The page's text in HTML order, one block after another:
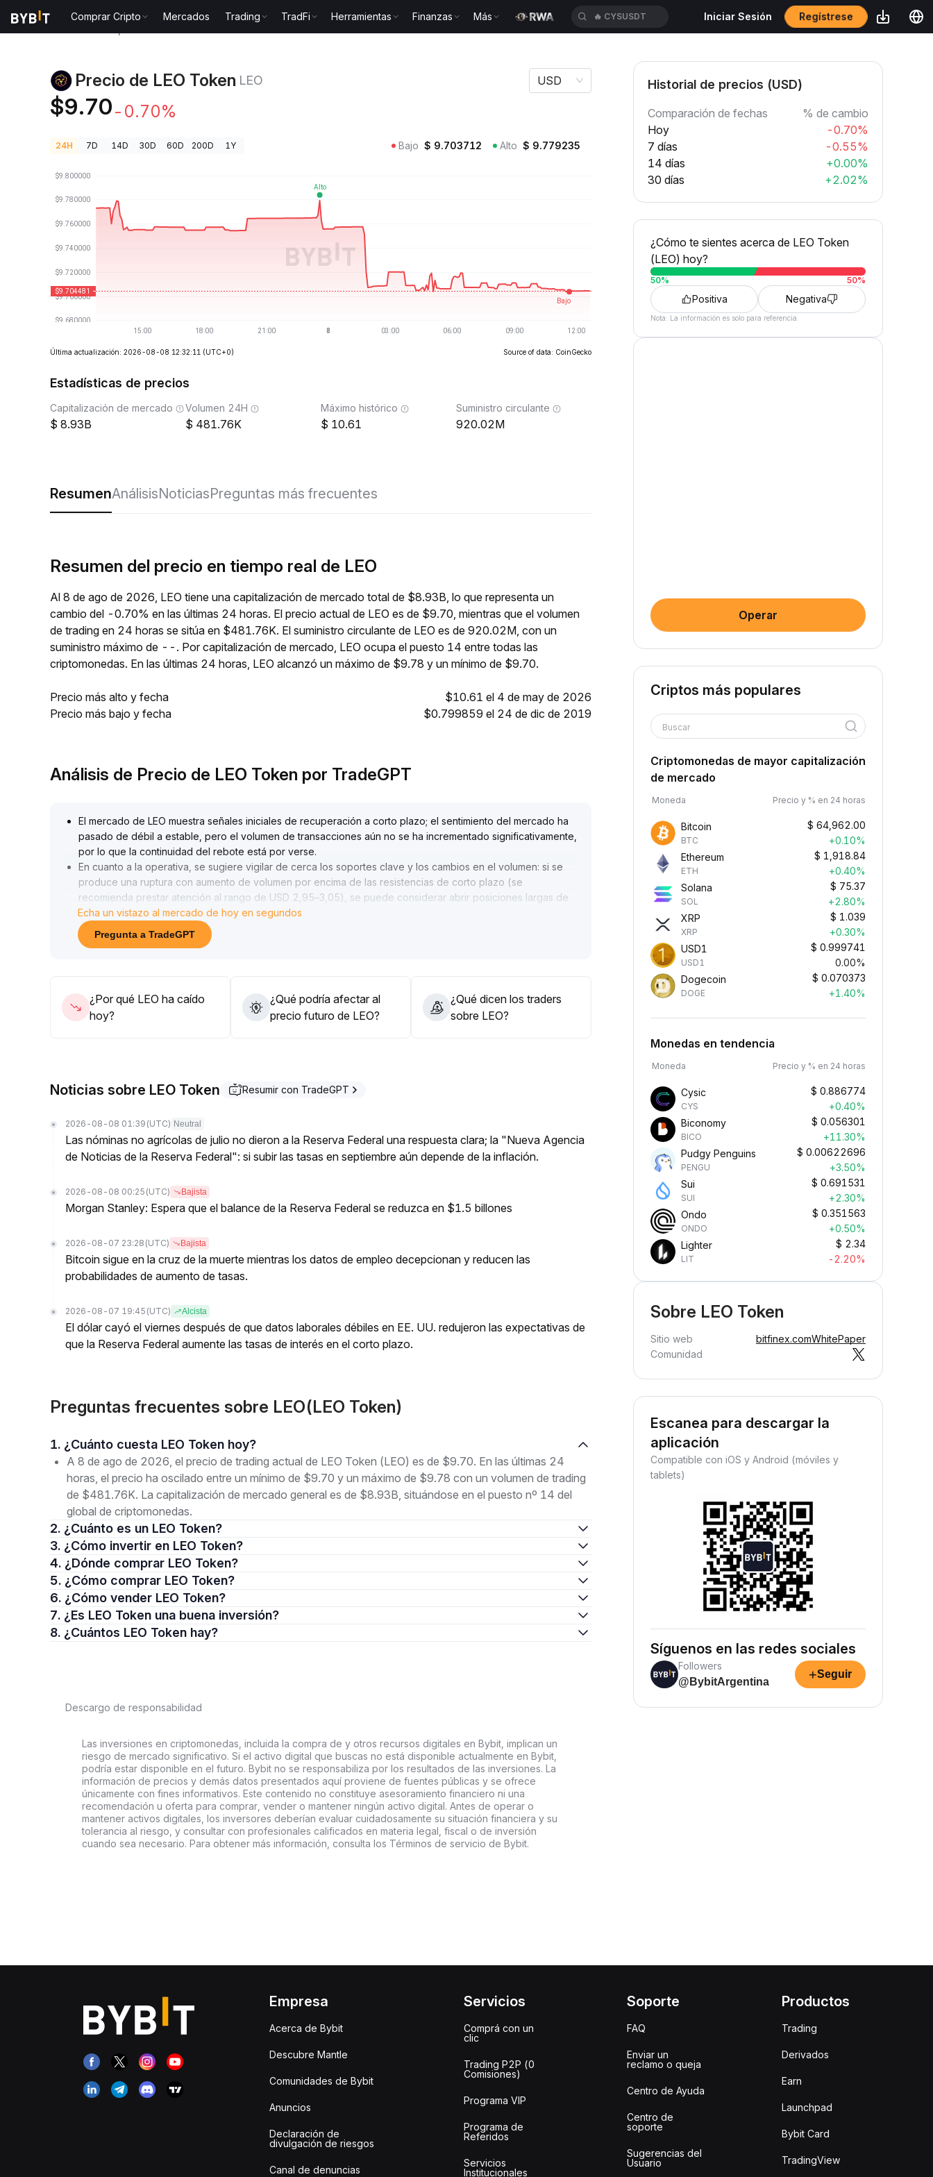
Comprar Cripto Mercados Trading TradFi Herramientas Finanzas Más 🔥 CYSUSDT Iniciar Sesión Regístrese
Precio de LEO Token LEO
$9.70-0.70%
USD
24H 7D 14D 30D 60D 200D 1Y Bajo $ 9.703712 Alto $ 9.779235
Última actualización: 2026-08-08 12:32:11 (UTC+0) Source of data: CoinGecko
Estadísticas de precios
Capitalización de mercado
8.93B
Volumen 24H
481.76K
Máximo histórico
10.61
Suministro circulante
920.02M
ResumenAnálisisNoticiasPreguntas más frecuentes
Resumen del precio en tiempo real de LEO
Al 8 de ago de 2026, LEO tiene una capitalización de mercado total de $8.93B, lo que representa un
cambio del -0.70% en las últimas 24 horas. El precio actual de LEO es de $9.70, mientras que el volumen
de trading en 24 horas se sitúa en $481.76K. El suministro circulante de LEO es de 920.02M, con un
suministro máximo de --. Por capitalización de mercado, LEO ocupa el puesto 14 entre todas las
criptomonedas. En las últimas 24 horas, LEO alcanzó un máximo de $9.78 y un mínimo de $9.70.
Precio más alto y fecha
$10.61 el 4 de may de 2026
Precio más bajo y fecha
$0.799859 el 24 de dic de 2019
Análisis de Precio de LEO Token por TradeGPT
El mercado de LEO muestra señales iniciales de recuperación a corto plazo; el sentimiento del mercado ha
pasado de débil a estable, pero el volumen de transacciones aún no se ha incrementado significativamente,
por lo que la continuidad del rebote está por verse.
En cuanto a la operativa, se sugiere vigilar de cerca los soportes clave y los cambios en el volumen: si se
produce una ruptura con aumento de volumen por encima de las resistencias de corto plazo (se
recomienda prestar atención al rango de USD 2,95–3,05), se puede considerar abrir posiciones largas de
manera moderada; de lo contrario, reducir posiciones para evitar riesgos de retrocesos
A mediano y largo plazo, LEO, basado en su liquidez y los incentivos del ecosistema, tiene ventajas
defensivas, pero es necesario monitorear de cerca los cambios de datos macroeconómicos y on-chain
Echa un vistazo al mercado de hoy en segundos
Pregunta a TradeGPT
¿Por qué LEO ha caído
hoy?
¿Qué podría afectar al
precio futuro de LEO?
¿Qué dicen los traders
sobre LEO?
Noticias sobre LEO Token Resumir con TradeGPT
2026-08-08 01:39 (UTC) Neutral
Las nóminas no agrícolas de julio no dieron a la Reserva Federal una respuesta clara; la "Nueva Agencia
de Noticias de la Reserva Federal": si subir las tasas en septiembre aún depende de la inflación.
2026-08-08 00:25 (UTC) Bajista
Morgan Stanley: Espera que el balance de la Reserva Federal se reduzca en $1.5 billones
2026-08-07 23:28 (UTC) Bajista
Bitcoin sigue en la cruz de la muerte mientras los datos de empleo decepcionan y reducen las
probabilidades de aumento de tasas.
2026-08-07 19:45 (UTC) Alcista
El dólar cayó el viernes después de que datos laborales débiles en EE. UU. redujeron las expectativas de
que la Reserva Federal aumente las tasas de interés en el corto plazo.
Preguntas frecuentes sobre LEO(LEO Token)
1. ¿Cuánto cuesta LEO Token hoy?
A 8 de ago de 2026, el precio de trading actual de LEO Token (LEO) es de $9.70. En las últimas 24
horas, el precio ha oscilado entre un mínimo de $9.70 y un máximo de $9.78 con un volumen de trading
de $481.76K. La capitalización de mercado general es de $8.93B, situándose en el puesto nº 14 del
global de criptomonedas.
2. ¿Cuánto es un LEO Token?
3. ¿Cómo invertir en LEO Token?
4. ¿Dónde comprar LEO Token?
5. ¿Cómo comprar LEO Token?
6. ¿Cómo vender LEO Token?
7. ¿Es LEO Token una buena inversión?
8. ¿Cuántos LEO Token hay?
Descargo de responsabilidad
Las inversiones en criptomonedas, incluida la compra de y otros recursos digitales en Bybit, implican un
riesgo de mercado significativo. Si el activo digital que buscas no está disponible actualmente en Bybit,
podría estar disponible en el futuro. Bybit no se responsabiliza por los resultados de las inversiones. La
información de precios y demás datos presentados aquí proviene de fuentes públicas y se ofrece
únicamente con fines informativos. Este contenido no constituye asesoramiento financiero ni una
recomendación u oferta para comprar, vender o mantener ningún activo digital. Antes de operar o
mantener activos digitales, los inversores deberían evaluar cuidadosamente su situación financiera y su
tolerancia al riesgo, y consultar con profesionales calificados en materia legal, fiscal o de inversión
cuando sea necesario. Para obtener más información, consulta los Términos de servicio de Bybit.
Historial de precios (USD)
Comparación de fechas
% de cambio
Hoy
-0.70%
7 días
-0.55%
14 días
+0.00%
30 días
+2.02%
¿Cómo te sientes acerca de LEO Token
(LEO) hoy?
50% 50%
Positiva Negativa
Nota: La información es solo para referencia.
Operar
Criptos más populares
Buscar
Criptomonedas de mayor capitalización
de mercado
Moneda Precio y % en 24 horas
Bitcoin
BTC
$ 64,962.00
+0.10%
Ethereum
ETH
$ 1,918.84
+0.40%
Solana
SOL
$ 75.37
+2.80%
XRP
XRP
$ 1.039
+0.30%
USD1
USD1
$ 0.999741
0.00%
Dogecoin
DOGE
$ 0.070373
+1.40%
Monedas en tendencia
Moneda Precio y % en 24 horas
Cysic
CYS
$ 0.886774
+0.40%
Biconomy
BICO
$ 0.056301
+11.30%
Pudgy Penguins
PENGU
$ 0.00622696
+3.50%
Sui
SUI
$ 0.691531
+2.30%
Ondo
ONDO
$ 0.351563
+0.50%
Lighter
LIT
$ 2.34
-2.20%
Sobre LEO Token
Sitio web bitfinex.comWhitePaper
Comunidad
Escanea para descargar la
aplicación
Compatible con iOS y Android (móviles y
tablets)
Síguenos en las redes sociales
Followers
@BybitArgentina
+Seguir
Empresa
Acerca de Bybit
Descubre Mantle
Comunidades de Bybit
Anuncios
Declaración de
divulgación de riesgos
Canal de denuncias
Servicios
Comprá con un
clic
Trading P2P (0
Comisiones)
Programa VIP
Programa de
Referidos
Servicios
Institucionales
Soporte
FAQ
Enviar un
reclamo o queja
Centro de Ayuda
Centro de
soporte
Sugerencias del
Usuario
Productos
Trading
Derivados
Earn
Launchpad
Bybit Card
TradingView